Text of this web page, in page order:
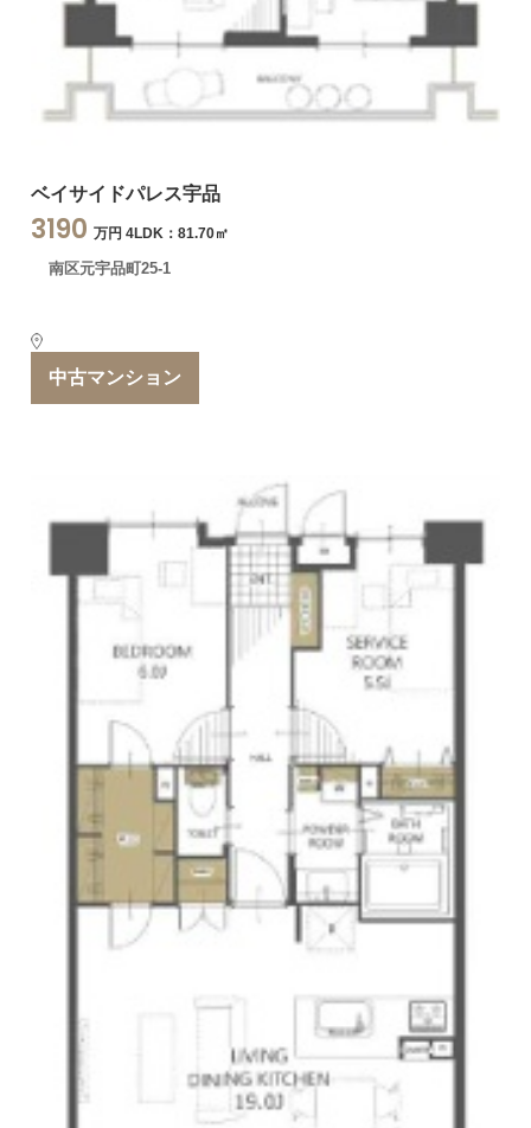
ベイサイドパレス宇品
3190 万円 4LDK：81.70㎡
南区元宇品町25-1
中古マンション